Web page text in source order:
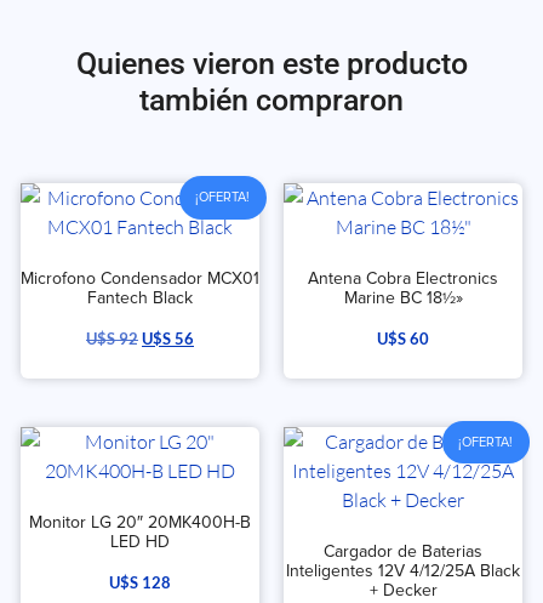
Quienes vieron este producto
también compraron
¡OFERTA!
Microfono Condensador MCX01
Fantech Black
U$S92U$S56
Antena Cobra Electronics
Marine BC 18½»
U$S60
Monitor LG 20″ 20MK400H-B
LED HD
U$S 128
¡OFERTA!
Cargador de Baterias
Inteligentes 12V 4/12/25A Black
+ Decker